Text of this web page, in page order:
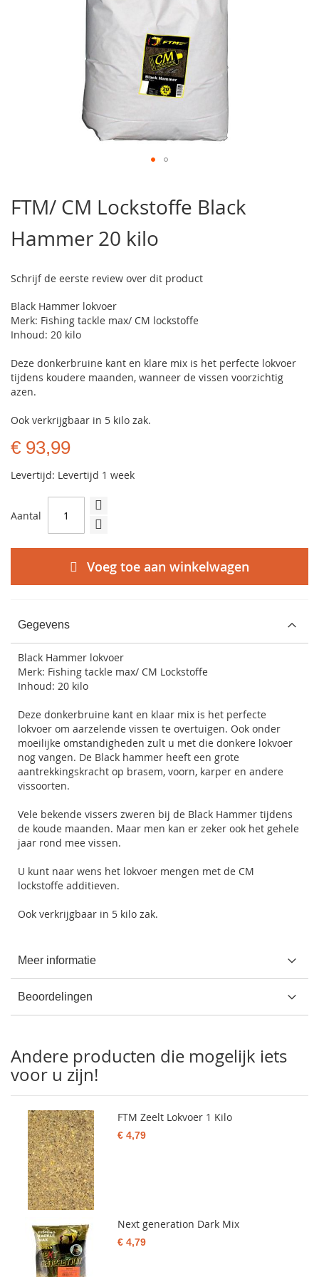
het
begin
van
de
gallerij
FTM/ CM Lockstoffe Black
Hammer 20 kilo
Schrijf de eerste review over dit product
Black Hammer lokvoer
Merk: Fishing tackle max/ CM lockstoffe
Inhoud: 20 kilo
Deze donkerbruine kant en klare mix is het perfecte lokvoer
tijdens koudere maanden, wanneer de vissen voorzichtig
azen.
Ook verkrijgbaar in 5 kilo zak.
€ 93,99
Levertijd: Levertijd 1 week
Aantal
Voeg toe aan winkelwagen
Gegevens
Black Hammer lokvoer
Merk: Fishing tackle max/ CM Lockstoffe
Inhoud: 20 kilo
Deze donkerbruine kant en klaar mix is het perfecte
lokvoer om aarzelende vissen te overtuigen. Ook onder
moeilijke omstandigheden zult u met die donkere lokvoer
nog vangen. De Black hammer heeft een grote
aantrekkingskracht op brasem, voorn, karper en andere
vissoorten.
Vele bekende vissers zweren bij de Black Hammer tijdens
de koude maanden. Maar men kan er zeker ook het gehele
jaar rond mee vissen.
U kunt naar wens het lokvoer mengen met de CM
lockstoffe additieven.
Ook verkrijgbaar in 5 kilo zak.
Meer informatie
Beoordelingen
Andere producten die mogelijk iets
voor u zijn!
FTM Zeelt Lokvoer 1 Kilo
€ 4,79
Next generation Dark Mix
€ 4,79